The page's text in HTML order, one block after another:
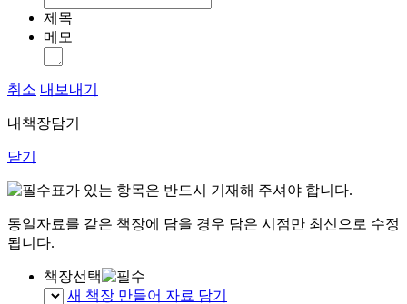
제목
메모
취소 내보내기
내책장담기
닫기
표가 있는 항목은 반드시 기재해 주셔야 합니다.
동일자료를 같은 책장에 담을 경우 담은 시점만 최신으로 수정
됩니다.
책장선택
새 책장 만들어 자료 담기